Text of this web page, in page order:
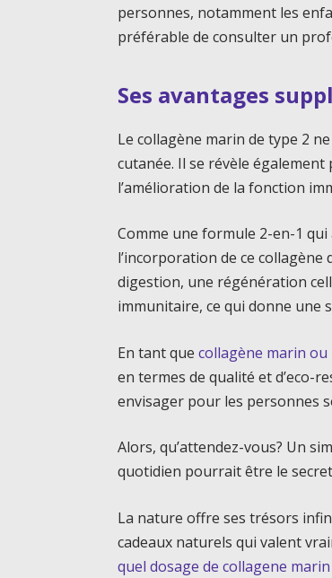
personnes, notamment les
préférable de consulter un
Ses avantages
Le collagène marin de type 2
cutanée. Il se révèle
l’amélioration de la fonction
Comme une formule 2-en-1
l’incorporation de ce
digestion, une régénération
immunitaire, ce qui donne une
En tant quecollagène marin ou
en termes de qualité et d’eco-
envisager pour les personnes
Alors, qu’attendez-vous? Un
quotidien pourrait être le
La nature offre ses trésors
cadeaux naturels qui valent
quel dosage de collagene